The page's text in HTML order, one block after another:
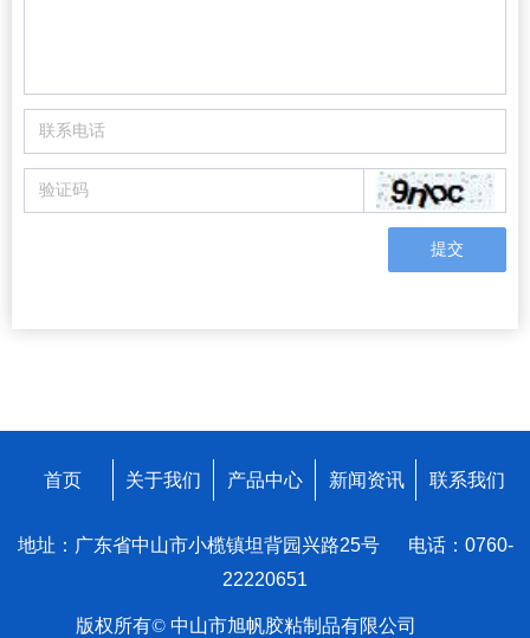
提交
首页 关于我们 产品中心 新闻资讯 联系我们
版权所有© 中山市旭帆胶粘制品有限公司
地址：广东省中山市小榄镇坦背园兴路25号 电话：0760-
22220651